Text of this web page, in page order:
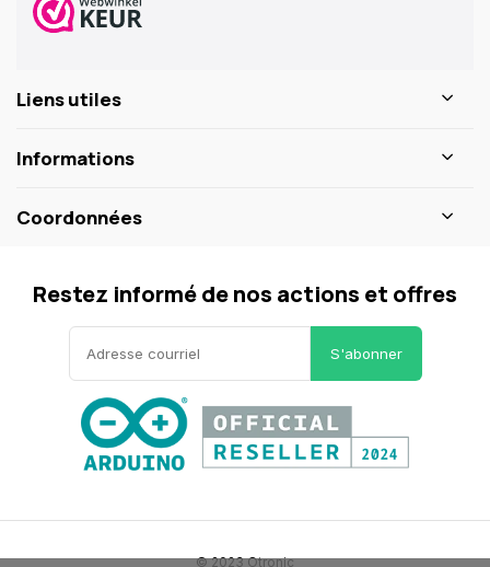
Liens utiles
Informations
Coordonnées
Restez informé de nos actions et offres
S'abonner
© 2023 Otronic